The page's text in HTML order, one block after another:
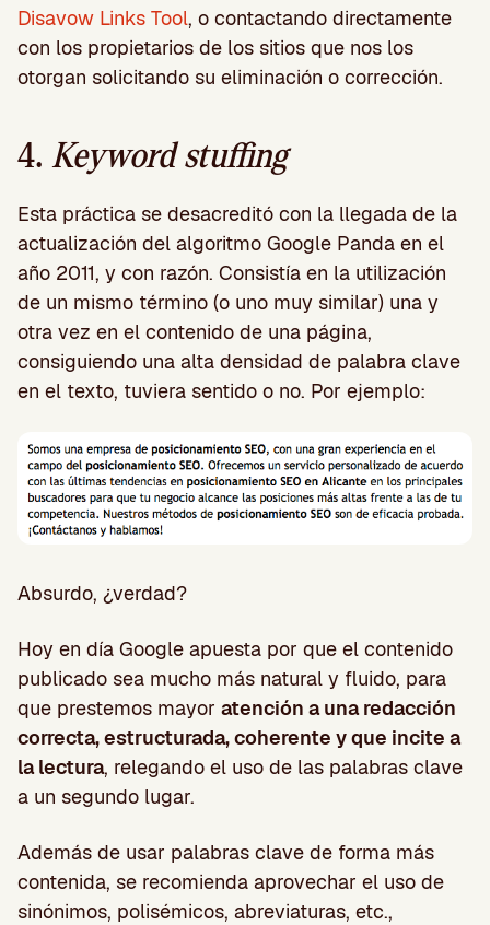
Disavow Links Tool, o contactando directamente
con los propietarios de los sitios que nos los
otorgan solicitando su eliminación o corrección.
4. Keyword stuffing
Esta práctica se desacreditó con la llegada de la
actualización del algoritmo Google Panda en el
año 2011, y con razón. Consistía en la utilización
de un mismo término (o uno muy similar) una y
otra vez en el contenido de una página,
consiguiendo una alta densidad de palabra clave
en el texto, tuviera sentido o no. Por ejemplo:
Absurdo, ¿verdad?
Hoy en día Google apuesta por que el contenido
publicado sea mucho más natural y fluido, para
que prestemos mayor atención a una redacción
correcta, estructurada, coherente y que incite a
la lectura, relegando el uso de las palabras clave
a un segundo lugar.
Además de usar palabras clave de forma más
contenida, se recomienda aprovechar el uso de
sinónimos, polisémicos, abreviaturas, etc.,